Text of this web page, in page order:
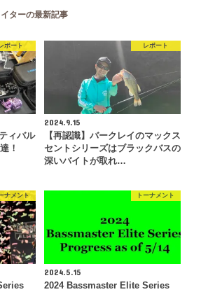
ターの最新記事
ポート
ィバル
！
レポート
2024.9.15
【再認識】バークレイのマックス
セントシリーズはブラックバスの
深いバイトが取れ…
ナメント トーナメント
2024.5.15
2024 Bassmaster Elite Series